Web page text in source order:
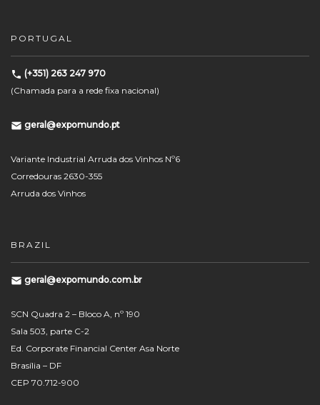
PORTUGAL
(+351) 263 247 970
(Chamada para a rede fixa nacional)
geral@expomundo.pt
Variante Industrial Arruda dos Vinhos Nº6
Corredouras 2630-355
Arruda dos Vinhos
BRAZIL
geral@expomundo.com.br
SCN Quadra 2 – Bloco A, nº 190
Sala 503, parte C-2
Ed. Corporate Financial Center Asa Norte
Brasília – DF
CEP 70.712-900